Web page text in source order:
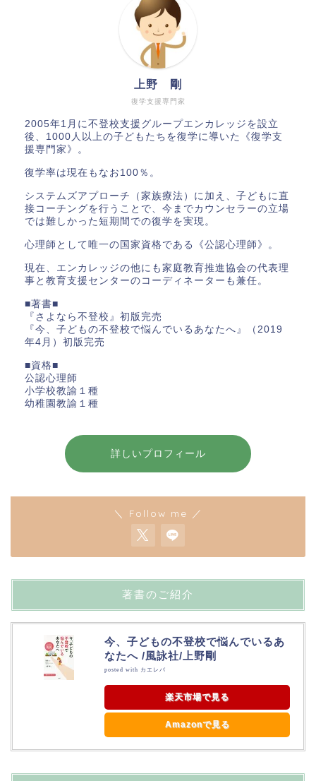
復学支援専門家
上野 剛
2005年1月に不登校支援グループエンカレッジを設立
後、1000人以上の子どもたちを復学に導いた《復学支
援専門家》。
復学率は現在もなお100％。
システムズアプローチ（家族療法）に加え、子どもに直
接コーチングを行うことで、今までカウンセラーの立場
では難しかった短期間での復学を実現。
心理師として唯一の国家資格である《公認心理師》。
現在、エンカレッジの他にも家庭教育推進協会の代表理
事と教育支援センターのコーディネーターも兼任。
■著書■
『さよなら不登校』初版完売
『今、子どもの不登校で悩んでいるあなたへ』（2019
年4月）初版完売
■資格■
公認心理師
小学校教諭１種
幼稚園教諭１種
詳しいプロフィール
＼ Follow me ／
著書のご紹介
今、子どもの不登校で悩んでいるあ
なたへ /風詠社/上野剛
posted with カエレバ
楽天市場で見る
Amazonで見る